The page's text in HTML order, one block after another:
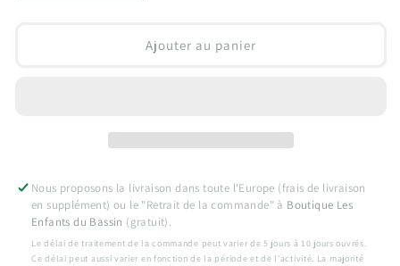
la
la
Planches
Ajouter au panier
Nous proposons la livraison dans toute l'Europe (frais de livraison
en supplément) ou le "Retrait de la commande" à Boutique Les
Enfants du Bassin (gratuit).
Le délai de traitement de la commande peut varier de 5 jours à 10 jours ouvrés.
Ce délai peut aussi varier en fonction de la période et de l'activité. La majorité